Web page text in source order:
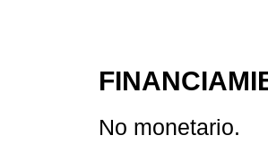
No monetario.